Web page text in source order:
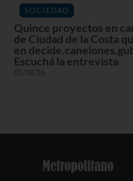
SOCIEDAD
Quince proyectos en
de Ciudad de la Costa
en
Escuchá la entrevista
05/08/26